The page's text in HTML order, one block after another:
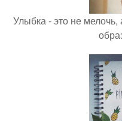
Улыбка - это не мелочь,